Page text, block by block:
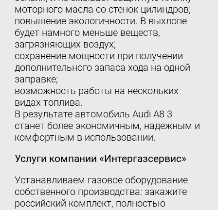
моторного масла со стенок цилиндров;
повышение экологичности. В выхлопе
будет намного меньше веществ,
загрязняющих воздух;
сохранение мощности при получении
дополнительного запаса хода на одной
заправке;
возможность работы на нескольких
видах топлива.
В результате автомобиль Audi A8 3
станет более экономичным, надежным и
комфортным в использовании.
Услуги компании «Интергазсервис»
Устанавливаем газовое оборудование
собственного производства: закажите
российский комплект, полностью